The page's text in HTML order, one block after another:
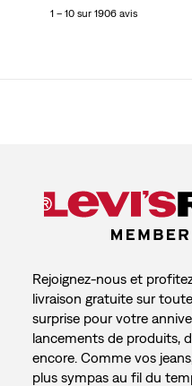
1 – 10 sur 1906 avis
Rejoignez-nous et
livraison gratuite sur
surprise pour votre
lancements de produits,
encore. Comme vos
plus sympas au fil du